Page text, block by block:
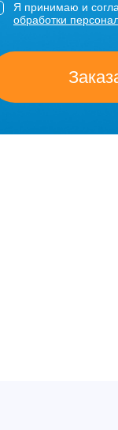
Я принимаю и
обработки